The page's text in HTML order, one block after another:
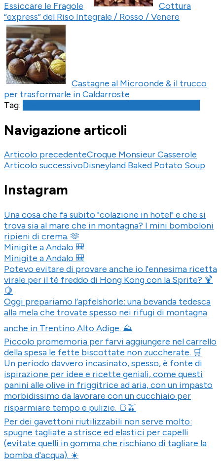
Essiccare le Fragole
Cottura
“express” del Riso Integrale / Rosso / Venere
Castagne al Microonde & il trucco
per trasformarle in Caldarroste
Tag:
Navigazione articoli
Articolo precedenteCroque Monsieur Casserole
Articolo successivoDisneyland Baked Potato Soup
Instagram
Una cosa che fa subito "colazione in hotel" e che si
trova sia al mare che in montagna? I mini bomboloni
ripieni di crema. 🫶
Minigite a Andalo 🎒
Minigite a Andalo 🎒
Potevo evitare di provare anche io l'ennesima ricetta
virale per il tè freddo di Hong Kong con la Sprite? 🍹
🍋
Oggi prepariamo l’apfelshorle: una bevanda tedesca
alla mela che trovate spesso nei rifugi di montagna
anche in Trentino Alto Adige. ⛰️
Piccolo promemoria per farvi aggiungere nel carrello
della spesa le fette biscottate non zuccherate. 🛒
Un periodo davvero incasinato, spesso, è fonte di
ispirazione per idee e ricette geniali, come questi
panini alle olive in friggitrice ad aria, con un impasto
morbidissimo da lavorare con un cucchiaio per
risparmiare tempo e pulizie. 🍞🫒
Per dei gavettoni riutilizzabili non serve molto:
spugne tagliate a strisce ed elastici per capelli
(evitate quelli in gomma che rischiano di tagliare la
bomba d'acqua). ☀️